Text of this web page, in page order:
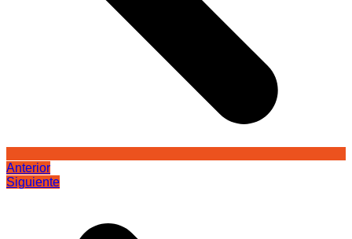
Anterior
Siguiente